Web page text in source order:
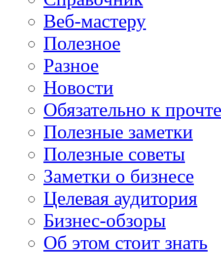
Веб-мастеру
Полезное
Разное
Новости
Обязательно к
Полезные заметки
Полезные советы
Заметки о бизнесе
Целевая аудитория
Бизнес-обзоры
Об этом стоит знать